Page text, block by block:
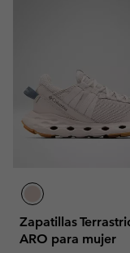
Zapatillas
ARO para mujer